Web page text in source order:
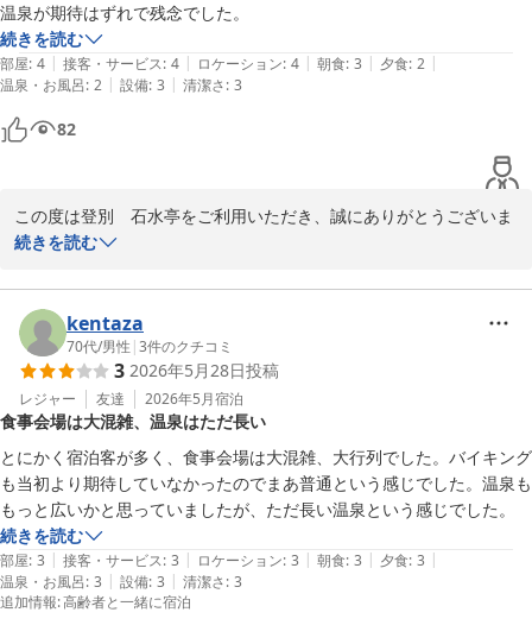
温泉が期待はずれで残念でした。
続きを読む
部屋: 4 | 接客・サービス: 4 | ロケーション: 4 | 朝食: 3 | 夕食: 2 |
温泉・お風呂: 2 | 設備: 3 | 清潔さ: 3
82
この度は登別　石水亭をご利用いただき、誠にありがとうございま
す。
せっかく当施設をお選びいただいたにもかかわらず、温泉に関しま
してご期待に沿うことができず、誠に申し訳ございませんでした。
お客様からいただいたご意見を真摯に受け止め、今後の施設運営の
参考にさせていただきます。
貴重なお時間を割いてのご投稿、誠にありがとうございました。
登別石水亭
登別 石水亭
2026-07-21
続きを読む
kentaza
70代/男性 |3件のクチコミ
3 2026年5月28日投稿
レジャー 友達 2026年5月宿泊
食事会場は大混雑、温泉はただ長い
とにかく宿泊客が多く、食事会場は大混雑、大行列でした。バイキング
も当初より期待していなかったのでまあ普通という感じでした。温泉も
もっと広いかと思っていましたが、ただ長い温泉という感じでした。
続きを読む
部屋: 3 | 接客・サービス: 3 | ロケーション: 3 | 朝食: 3 | 夕食: 3 |
温泉・お風呂: 3 | 設備: 3 | 清潔さ: 3
追加情報:高齢者と一緒に宿泊